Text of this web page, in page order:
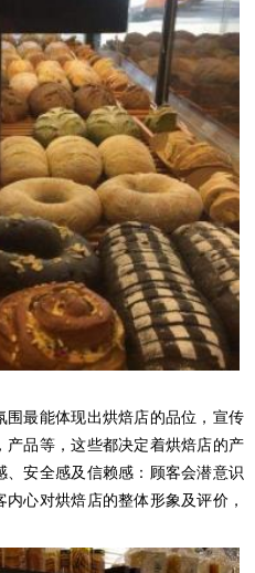
最能体现出烘焙店的品位，宣传
品等，这些都决定着烘焙店的产
安全感及信赖感：顾客会潜意识
心对烘焙店的整体形象及评价，